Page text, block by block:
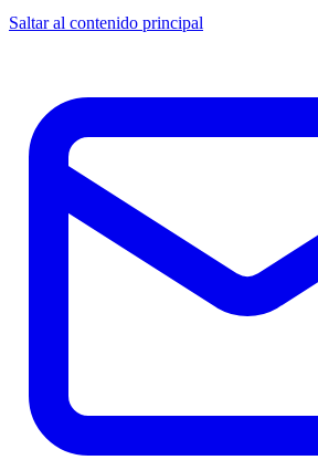
Saltar al contenido principal